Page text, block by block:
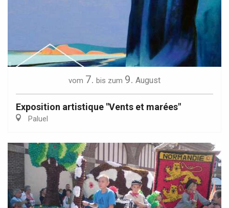
vom 7. bis zum 9. August
Exposition artistique "Vents et marées"
Paluel